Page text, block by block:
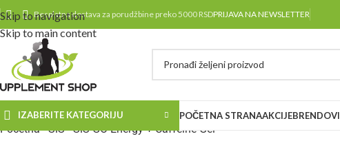
Skip to navigation
Skip to main content
Besplatna dostava za porudžbine preko 5000 RSDPRIJAVA NA NEWSLETTER
IZABERITE KATEGORIJU POČETNA STRANAAKCIJEBRENDOVI
Početna-SiS-SiS GO Energy + Caffeine Gel